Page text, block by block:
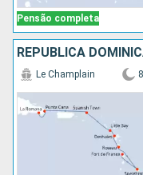
Pensão completa
Le Champlain